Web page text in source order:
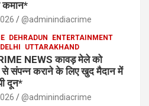
कमान*
@adminindiacrime
DEHRADUN
ENTERTAINMENT
UTTARAKHAND
NEWS कावड़ मेले को
संपन्न कराने के लिए खुद मैदान में
दून*
@adminindiacrime